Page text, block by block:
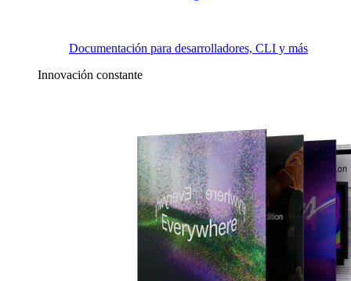
Documentación para desarrolladores, CLI y más
Innovación constante